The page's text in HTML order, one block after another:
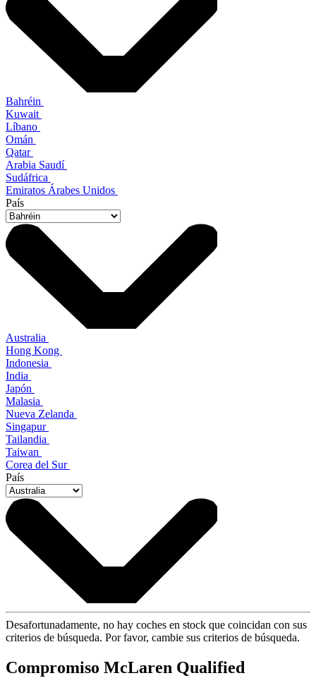
Bahréin
Kuwait
Líbano
Omán
Qatar
Arabia Saudí
Sudáfrica
Emiratos Árabes Unidos
País
Australia
Hong Kong
Indonesia
India
Japón
Malasia
Nueva Zelanda
Singapur
Tailandia
Taiwan
Corea del Sur
País
Desafortunadamente, no hay coches en stock que coincidan con sus
criterios de búsqueda. Por favor, cambie sus criterios de búsqueda.
Compromiso McLaren Qualified